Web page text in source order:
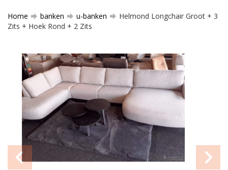
Home banken u-banken
Helmond Longchair Groot + 3
Zits + Hoek Rond + 2 Zits